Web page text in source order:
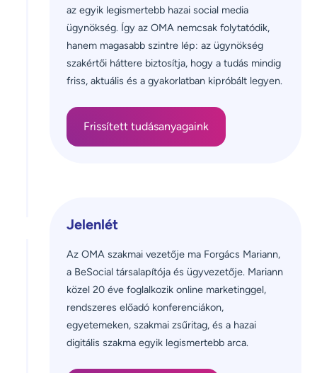
az egyik legismertebb hazai social media
ügynökség. Így az OMA nemcsak folytatódik,
hanem magasabb szintre lép: az ügynökség
szakértői háttere biztosítja, hogy a tudás mindig
friss, aktuális és a gyakorlatban kipróbált legyen.
Frissített tudásanyagaink
Jelenlét
Az OMA szakmai vezetője ma Forgács Mariann,
a BeSocial társalapítója és ügyvezetője. Mariann
közel 20 éve foglalkozik online marketinggel,
rendszeres előadó konferenciákon,
egyetemeken, szakmai zsűritag, és a hazai
digitális szakma egyik legismertebb arca.